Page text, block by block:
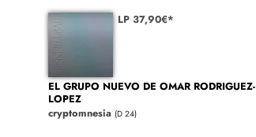
LP 37,90€*
EL GRUPO NUEVO DE OMAR RODRIGUEZ-
LOPEZ
cryptomnesia (D 24)